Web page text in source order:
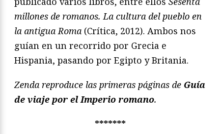
millones de romanos. La cultura del pueblo en
la antigua Roma (Crítica, 2012). Ambos nos
guían en un recorrido por Grecia e
Hispania, pasando por Egipto y Britania.
Zenda reproduce las primeras páginas de Guía
de viaje por el Imperio romano.
*******